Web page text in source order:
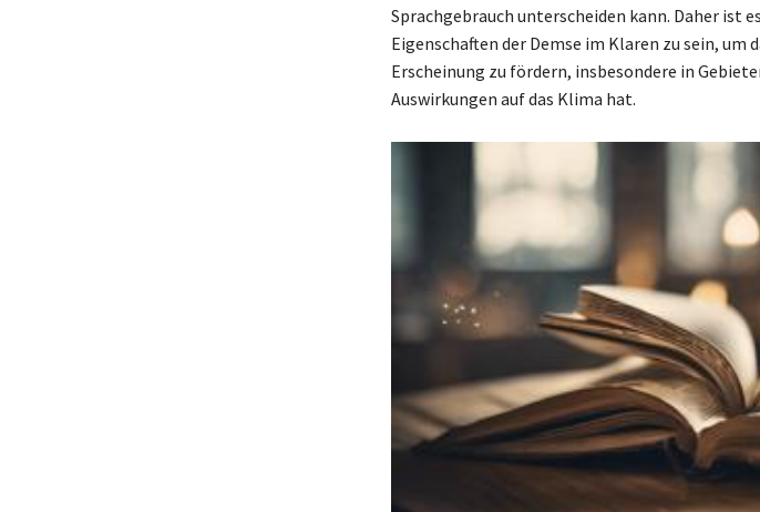
Sprachgebrauch unterscheiden kann. Daher ist
Eigenschaften der Demse im Klaren zu sein,
Erscheinung zu fördern, insbesondere in
Auswirkungen auf das Klima hat.